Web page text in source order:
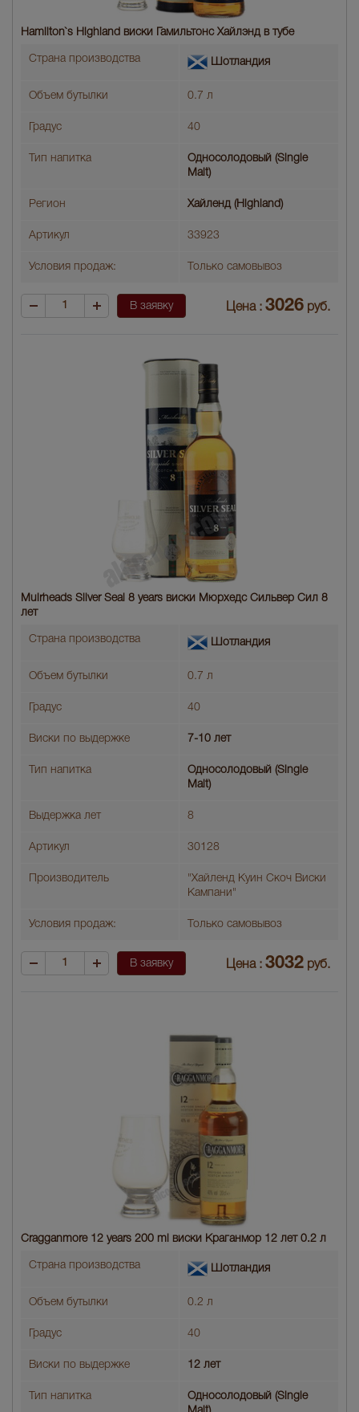
Hamilton`s Highland виски Гамильтонс Хайлэнд в тубе
Страна производства Шотландия
Объем бутылки 0.7 л
Градус 40
Тип напитка
Односолодовый (Single
Malt)
Регион Хайленд (Highland)
Артикул 33923
Условия продаж: Только самовывоз
В заявку Цена : 3026 руб.
Muirheads Silver Seal 8 years виски Мюрхедс Сильвер Сил 8
лет
Страна производства Шотландия
Объем бутылки 0.7 л
Градус 40
Виски по выдержке 7-10 лет
Тип напитка
Односолодовый (Single
Malt)
Выдержка лет 8
Артикул 30128
Производитель
"Хайленд Куин Скоч Виски
Кампани"
Условия продаж: Только самовывоз
В заявку Цена : 3032 руб.
Cragganmore 12 years 200 ml виски Краганмор 12 лет 0.2 л
Страна производства Шотландия
Объем бутылки 0.2 л
Градус 40
Виски по выдержке 12 лет
Тип напитка
Односолодовый (Single